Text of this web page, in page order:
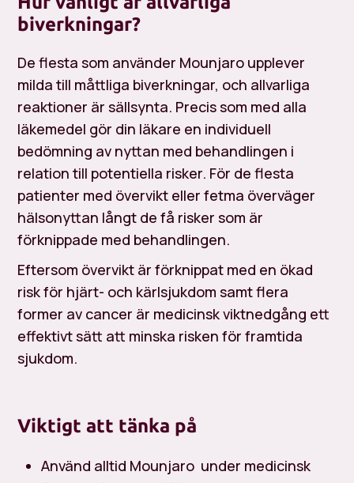
biverkningar?
De flesta som använder Mounjaro upplever
milda till måttliga biverkningar, och allvarliga
reaktioner är sällsynta. Precis som med alla
läkemedel gör din läkare en individuell
bedömning av nyttan med behandlingen i
relation till potentiella risker. För de flesta
patienter med övervikt eller fetma överväger
hälsonyttan långt de få risker som är
förknippade med behandlingen.
Eftersom övervikt är förknippat med en ökad
risk för hjärt- och kärlsjukdom samt flera
former av cancer är medicinsk viktnedgång ett
effektivt sätt att minska risken för framtida
sjukdom.
Viktigt att tänka på
Använd alltid Mounjaro under medicinsk